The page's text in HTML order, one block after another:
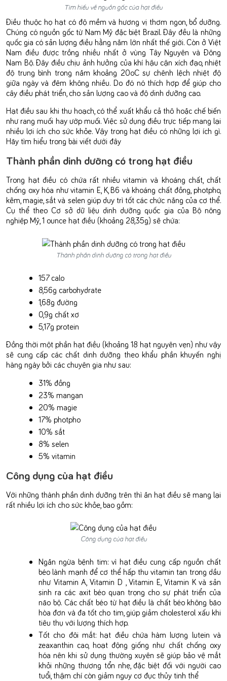
Tìm hiểu về nguồn gốc của hạt điều
Điều thuộc họ hạt có độ mềm và hương vị thơm ngon, bổ dưỡng.
Chúng có nguồn gốc từ Nam Mỹ đặc biệt Brazil. Đây đều là những
quốc gia có sản lượng điều hằng năm lớn nhất thế giới. Còn ở Việt
Nam điều được trồng nhiều nhất ở vùng Tây Nguyên và Đông
Nam Bộ. Đây điều chịu ảnh hưởng của khí hậu cận xích đạo, nhiệt
độ trung bình trong năm khoảng 20oC sự chênh lệch nhiệt độ
giữa ngày và đêm không nhiều. Do đó nó thích hợp để giúp cho
cây điều phát triển, cho sản lượng cao và độ dinh dưỡng cao.
Hạt điều sau khi thu hoạch, có thể xuất khẩu cả thô hoặc chế biến
như rang muối hay ướp muối. Việc sử dụng điều trực tiếp mang lại
nhiều lợi ích cho sức khỏe. Vậy trong hạt điều có những lợi ích gì.
Hãy tìm hiểu trong bài viết dưới đây
Thành phần dinh dưỡng có trong hạt điều
Trong hạt điều có chứa rất nhiều vitamin và khoáng chất, chất
chống oxy hóa như vitamin E, K, B6 và khoáng chất đồng, photpho,
kẽm, magie, sắt và selen giúp duy trì tốt các chức năng của cơ thể.
Cụ thể theo Cơ sở dữ liệu dinh dưỡng quốc gia của Bộ nông
nghiệp Mỹ, 1 ounce hạt điều (khoảng 28,35g) sẽ chứa:
Thành phần dinh dưỡng có trong hạt điều
157 calo
8,56g carbohydrate
1,68g đường
0,9g chất xơ
5,17g protein
Đồng thời một phần hạt điều (khoảng 18 hạt nguyên vẹn) như vậy
sẽ cung cấp các chất dinh dưỡng theo khẩu phần khuyến nghị
hàng ngày bởi các chuyên gia như sau:
31% đồng
23% mangan
20% magie
17% photpho
10% sắt
8% selen
5% vitamin
Công dụng của hạt điều
Với những thành phần dinh dưỡng trên thì ăn hạt điều sẽ mang lại
rất nhiều lợi ích cho sức khỏe, bao gồm:
Công dụng của hạt điều
Ngăn ngừa bệnh tim: vì hạt điều cung cấp nguồn chất
béo lành mạnh để cơ thể hấp thu vitamin tan trong dầu
như Vitamin A, Vitamin D , Vitamin E, Vitamin K và sản
sinh ra các axit béo quan trọng cho sự phát triển của
não bộ. Các chất béo từ hạt điều là chất béo không bão
hòa đơn và đa tốt cho tim, giúp giảm cholesterol xấu khi
tiêu thụ với lượng thích hợp.
Tốt cho đôi mắt: hạt điều chứa hàm lượng lutein và
zeaxanthin cao, hoạt động giống như chất chống oxy
hóa nên khi sử dụng thường xuyên sẽ giúp bảo vệ mắt
khỏi những thương tổn nhẹ, đặc biệt đối với người cao
tuổi, thậm chí còn giảm nguy cơ đục thủy tinh thể